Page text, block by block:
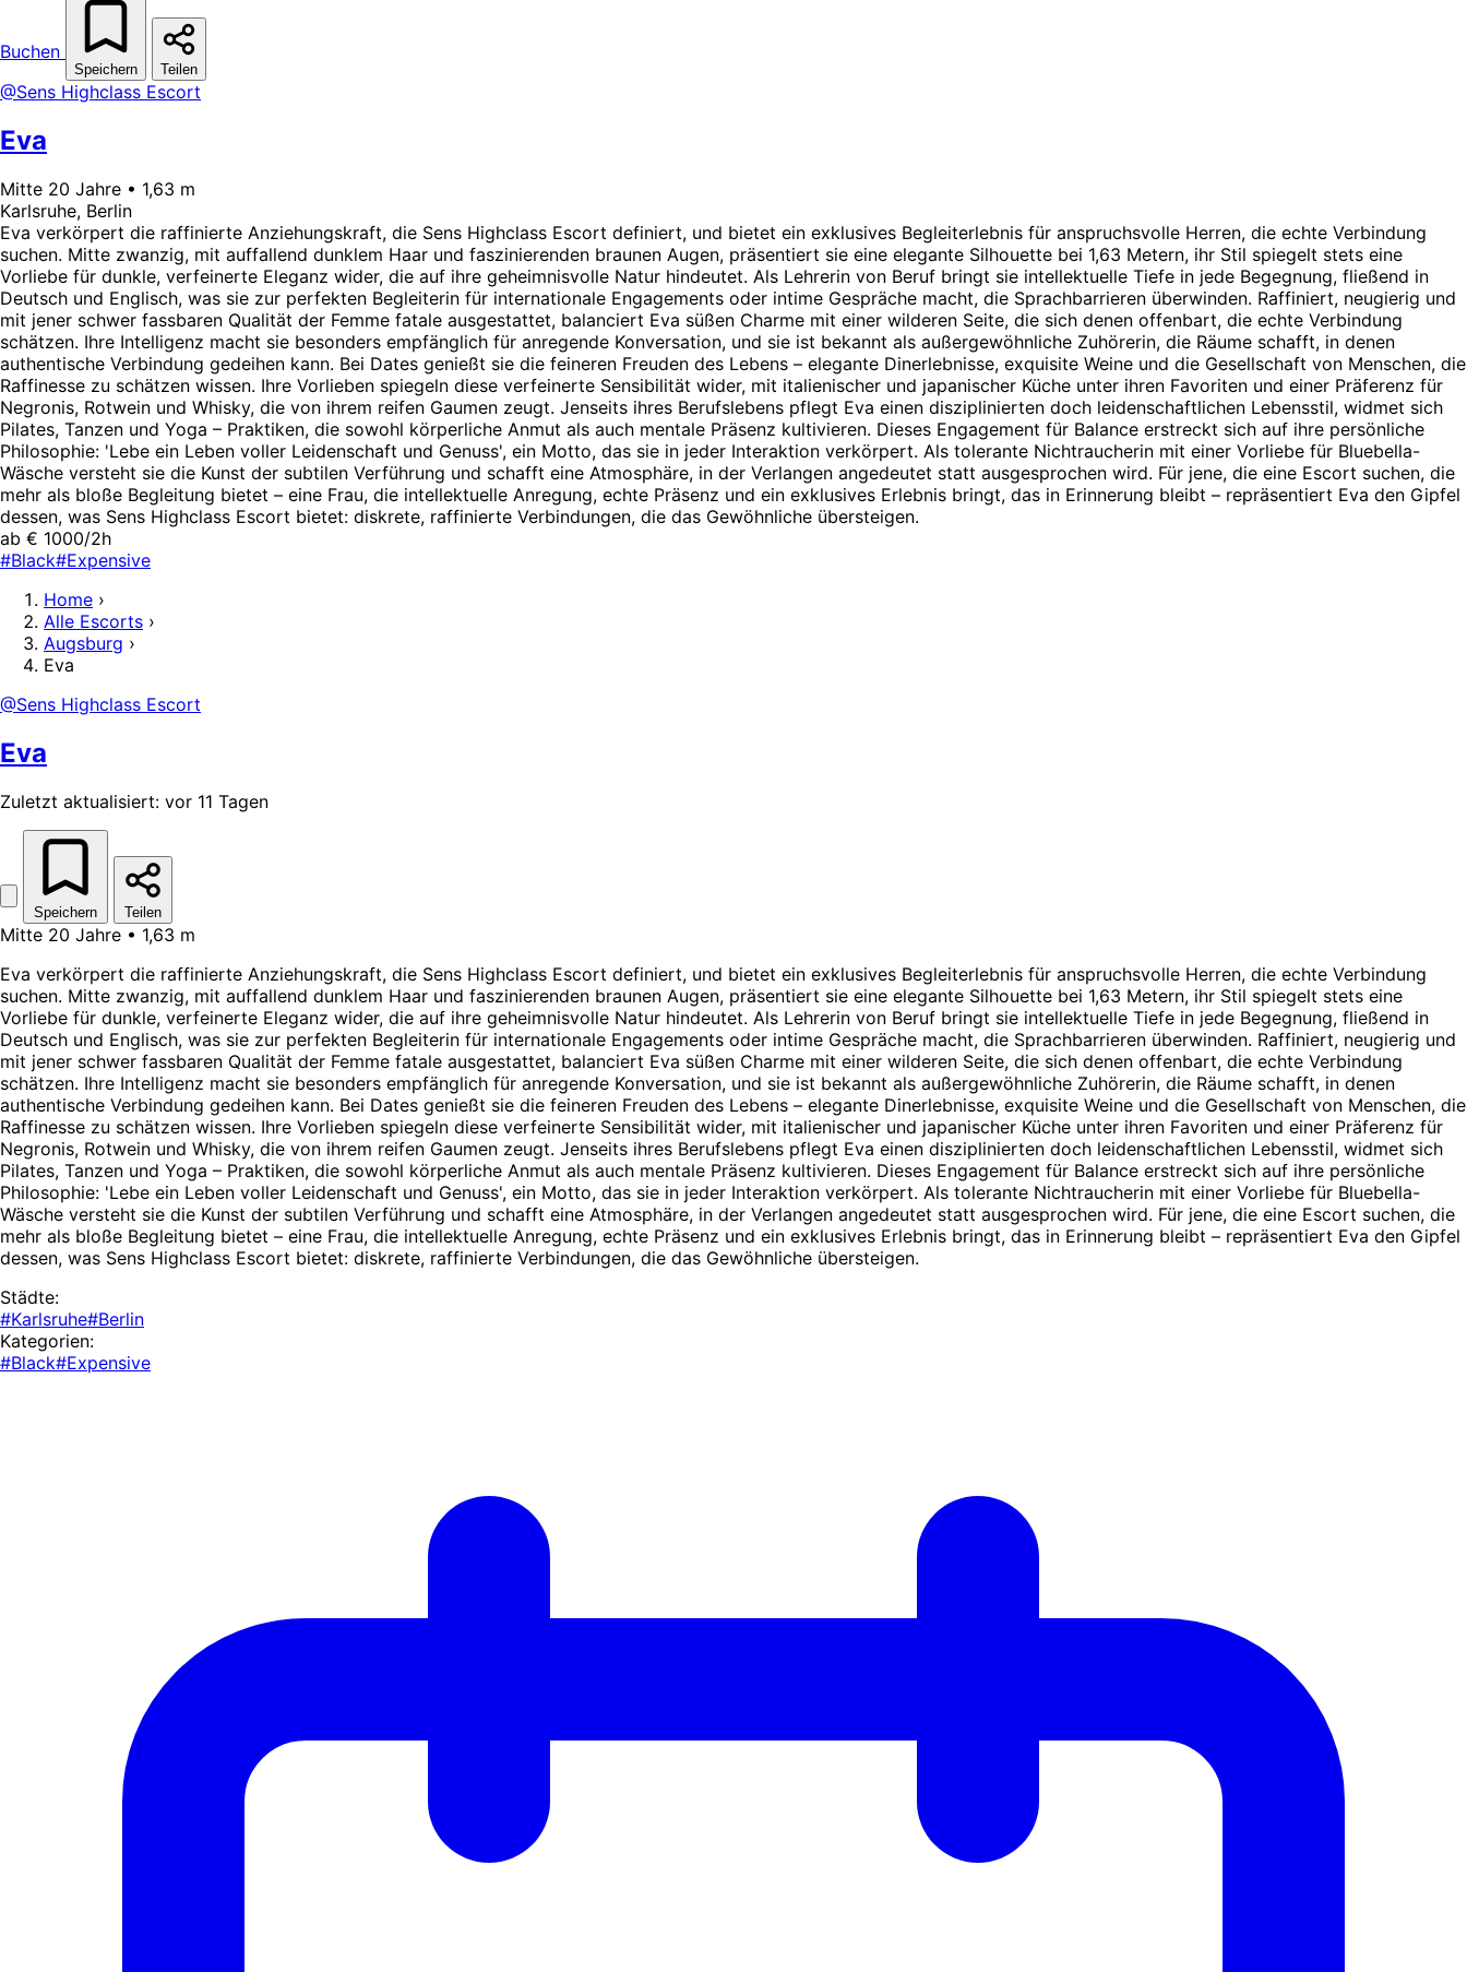
Buchen
Speichern Teilen
@Sens Highclass Escort
Eva
Mitte 20 Jahre • 1,63 m
Karlsruhe, Berlin
Eva verkörpert die raffinierte Anziehungskraft, die Sens Highclass Escort definiert, und bietet ein exklusives Begleiterlebnis für anspruchsvolle Herren, die echte Verbindung
suchen. Mitte zwanzig, mit auffallend dunklem Haar und faszinierenden braunen Augen, präsentiert sie eine elegante Silhouette bei 1,63 Metern, ihr Stil spiegelt stets eine
Vorliebe für dunkle, verfeinerte Eleganz wider, die auf ihre geheimnisvolle Natur hindeutet. Als Lehrerin von Beruf bringt sie intellektuelle Tiefe in jede Begegnung, fließend in
Deutsch und Englisch, was sie zur perfekten Begleiterin für internationale Engagements oder intime Gespräche macht, die Sprachbarrieren überwinden. Raffiniert, neugierig und
mit jener schwer fassbaren Qualität der Femme fatale ausgestattet, balanciert Eva süßen Charme mit einer wilderen Seite, die sich denen offenbart, die echte Verbindung
schätzen. Ihre Intelligenz macht sie besonders empfänglich für anregende Konversation, und sie ist bekannt als außergewöhnliche Zuhörerin, die Räume schafft, in denen
authentische Verbindung gedeihen kann. Bei Dates genießt sie die feineren Freuden des Lebens – elegante Dinerlebnisse, exquisite Weine und die Gesellschaft von Menschen, die
Raffinesse zu schätzen wissen. Ihre Vorlieben spiegeln diese verfeinerte Sensibilität wider, mit italienischer und japanischer Küche unter ihren Favoriten und einer Präferenz für
Negronis, Rotwein und Whisky, die von ihrem reifen Gaumen zeugt. Jenseits ihres Berufslebens pflegt Eva einen disziplinierten doch leidenschaftlichen Lebensstil, widmet sich
Pilates, Tanzen und Yoga – Praktiken, die sowohl körperliche Anmut als auch mentale Präsenz kultivieren. Dieses Engagement für Balance erstreckt sich auf ihre persönliche
Philosophie: 'Lebe ein Leben voller Leidenschaft und Genuss', ein Motto, das sie in jeder Interaktion verkörpert. Als tolerante Nichtraucherin mit einer Vorliebe für Bluebella-
Wäsche versteht sie die Kunst der subtilen Verführung und schafft eine Atmosphäre, in der Verlangen angedeutet statt ausgesprochen wird. Für jene, die eine Escort suchen, die
mehr als bloße Begleitung bietet – eine Frau, die intellektuelle Anregung, echte Präsenz und ein exklusives Erlebnis bringt, das in Erinnerung bleibt – repräsentiert Eva den Gipfel
dessen, was Sens Highclass Escort bietet: diskrete, raffinierte Verbindungen, die das Gewöhnliche übersteigen.
ab € 1000/2h
#Black#Expensive
Home ›
Alle Escorts ›
Augsburg ›
Eva
@Sens Highclass Escort
Eva
Zuletzt aktualisiert: vor 11 Tagen
Speichern Teilen
Mitte 20 Jahre • 1,63 m
Eva verkörpert die raffinierte Anziehungskraft, die Sens Highclass Escort definiert, und bietet ein exklusives Begleiterlebnis für anspruchsvolle Herren, die echte Verbindung
suchen. Mitte zwanzig, mit auffallend dunklem Haar und faszinierenden braunen Augen, präsentiert sie eine elegante Silhouette bei 1,63 Metern, ihr Stil spiegelt stets eine
Vorliebe für dunkle, verfeinerte Eleganz wider, die auf ihre geheimnisvolle Natur hindeutet. Als Lehrerin von Beruf bringt sie intellektuelle Tiefe in jede Begegnung, fließend in
Deutsch und Englisch, was sie zur perfekten Begleiterin für internationale Engagements oder intime Gespräche macht, die Sprachbarrieren überwinden. Raffiniert, neugierig und
mit jener schwer fassbaren Qualität der Femme fatale ausgestattet, balanciert Eva süßen Charme mit einer wilderen Seite, die sich denen offenbart, die echte Verbindung
schätzen. Ihre Intelligenz macht sie besonders empfänglich für anregende Konversation, und sie ist bekannt als außergewöhnliche Zuhörerin, die Räume schafft, in denen
authentische Verbindung gedeihen kann. Bei Dates genießt sie die feineren Freuden des Lebens – elegante Dinerlebnisse, exquisite Weine und die Gesellschaft von Menschen, die
Raffinesse zu schätzen wissen. Ihre Vorlieben spiegeln diese verfeinerte Sensibilität wider, mit italienischer und japanischer Küche unter ihren Favoriten und einer Präferenz für
Negronis, Rotwein und Whisky, die von ihrem reifen Gaumen zeugt. Jenseits ihres Berufslebens pflegt Eva einen disziplinierten doch leidenschaftlichen Lebensstil, widmet sich
Pilates, Tanzen und Yoga – Praktiken, die sowohl körperliche Anmut als auch mentale Präsenz kultivieren. Dieses Engagement für Balance erstreckt sich auf ihre persönliche
Philosophie: 'Lebe ein Leben voller Leidenschaft und Genuss', ein Motto, das sie in jeder Interaktion verkörpert. Als tolerante Nichtraucherin mit einer Vorliebe für Bluebella-
Wäsche versteht sie die Kunst der subtilen Verführung und schafft eine Atmosphäre, in der Verlangen angedeutet statt ausgesprochen wird. Für jene, die eine Escort suchen, die
mehr als bloße Begleitung bietet – eine Frau, die intellektuelle Anregung, echte Präsenz und ein exklusives Erlebnis bringt, das in Erinnerung bleibt – repräsentiert Eva den Gipfel
dessen, was Sens Highclass Escort bietet: diskrete, raffinierte Verbindungen, die das Gewöhnliche übersteigen.
Städte:
#Karlsruhe#Berlin
Kategorien:
#Black#Expensive